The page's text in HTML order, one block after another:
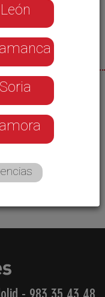
sábado el III
cita que año
instrumento de
de España e,
León
Soria